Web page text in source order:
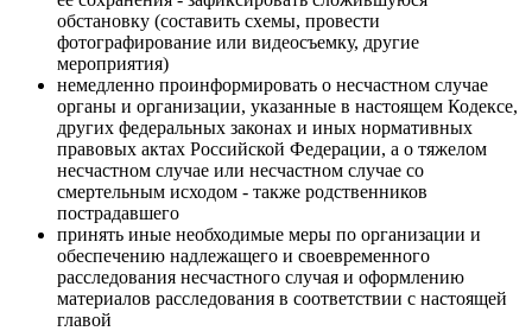
обстановку (составить схемы, провести
фотографирование или видеосъемку, другие
мероприятия)
немедленно проинформировать о несчастном случае
органы и организации, указанные в настоящем Кодексе,
других федеральных законах и иных нормативных
правовых актах Российской Федерации, а о тяжелом
несчастном случае или несчастном случае со
смертельным исходом - также родственников
пострадавшего
принять иные необходимые меры по организации и
обеспечению надлежащего и своевременного
расследования несчастного случая и оформлению
материалов расследования в соответствии с настоящей
главой